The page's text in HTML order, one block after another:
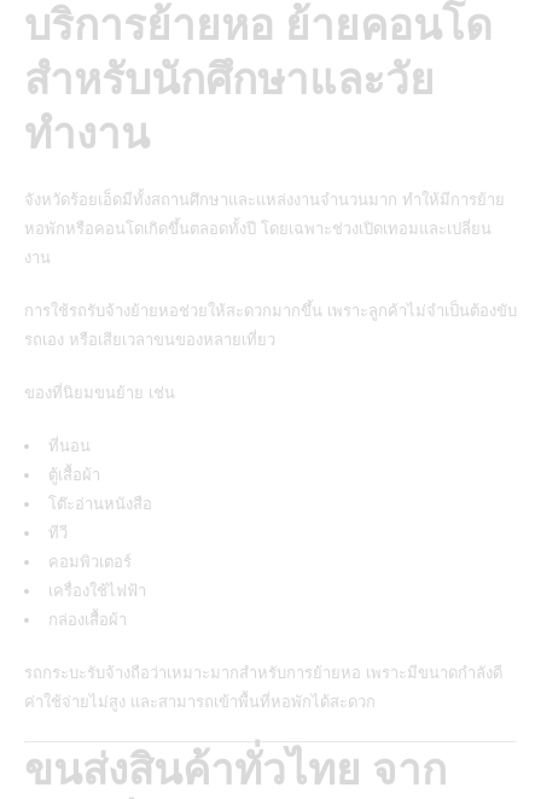
บริการย้ายหอ ย้ายคอนโด
สำหรับนักศึกษาและวัย
ทำงาน
จังหวัดร้อยเอ็ดมีทั้งสถานศึกษาและแหล่งงานจำนวนมาก ทำให้มีการย้าย
หอพักหรือคอนโดเกิดขึ้นตลอดทั้งปี โดยเฉพาะช่วงเปิดเทอมและเปลี่ยน
งาน
การใช้รถรับจ้างย้ายหอช่วยให้สะดวกมากขึ้น เพราะลูกค้าไม่จำเป็นต้องขับ
รถเอง หรือเสียเวลาขนของหลายเที่ยว
ของที่นิยมขนย้าย เช่น
ที่นอน
ตู้เสื้อผ้า
โต๊ะอ่านหนังสือ
ทีวี
คอมพิวเตอร์
เครื่องใช้ไฟฟ้า
กล่องเสื้อผ้า
รถกระบะรับจ้างถือว่าเหมาะมากสำหรับการย้ายหอ เพราะมีขนาดกำลังดี
ค่าใช้จ่ายไม่สูง และสามารถเข้าพื้นที่หอพักได้สะดวก
ขนส่งสินค้าทั่วไทย จาก